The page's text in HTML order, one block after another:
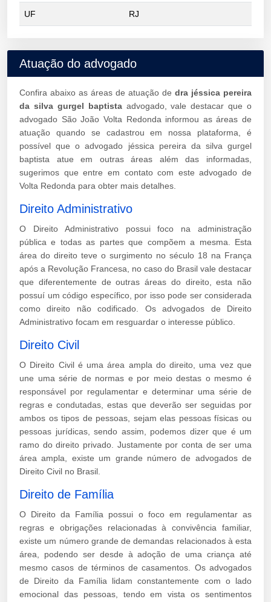
UF RJ
Atuação do advogado
Confira abaixo as áreas de atuação de dra jéssica pereira
da silva gurgel baptistaadvogado, vale destacar que o
advogado São João Volta Redonda informou as áreas de
atuação quando se cadastrou em nossa plataforma, é
possível que o advogado jéssica pereira da silva gurgel
baptista atue em outras áreas além das informadas,
sugerimos que entre em contato com este advogado de
Volta Redonda para obter mais detalhes.
Direito Administrativo
O Direito Administrativo possui foco na administração
pública e todas as partes que compõem a mesma. Esta
área do direito teve o surgimento no século 18 na França
após a Revolução Francesa, no caso do Brasil vale destacar
que diferentemente de outras áreas do direito, esta não
possuí um código específico, por isso pode ser considerada
como direito não codificado. Os advogados de Direito
Administrativo focam em resguardar o interesse público.
Direito Civil
O Direito Civil é uma área ampla do direito, uma vez que
une uma série de normas e por meio destas o mesmo é
responsável por regulamentar e determinar uma série de
regras e condutadas, estas que deverão ser seguidas por
ambos os tipos de pessoas, sejam elas pessoas físicas ou
pessoas jurídicas, sendo assim, podemos dizer que é um
ramo do direito privado. Justamente por conta de ser uma
área ampla, existe um grande número de advogados de
Direito Civil no Brasil.
Direito de Família
O Direito da Família possui o foco em regulamentar as
regras e obrigações relacionadas à convivência familiar,
existe um número grande de demandas relacionados à esta
área, podendo ser desde à adoção de uma criança até
mesmo casos de términos de casamentos. Os advogados
de Direito da Família lidam constantemente com o lado
emocional das pessoas, tendo em vista os sentimentos